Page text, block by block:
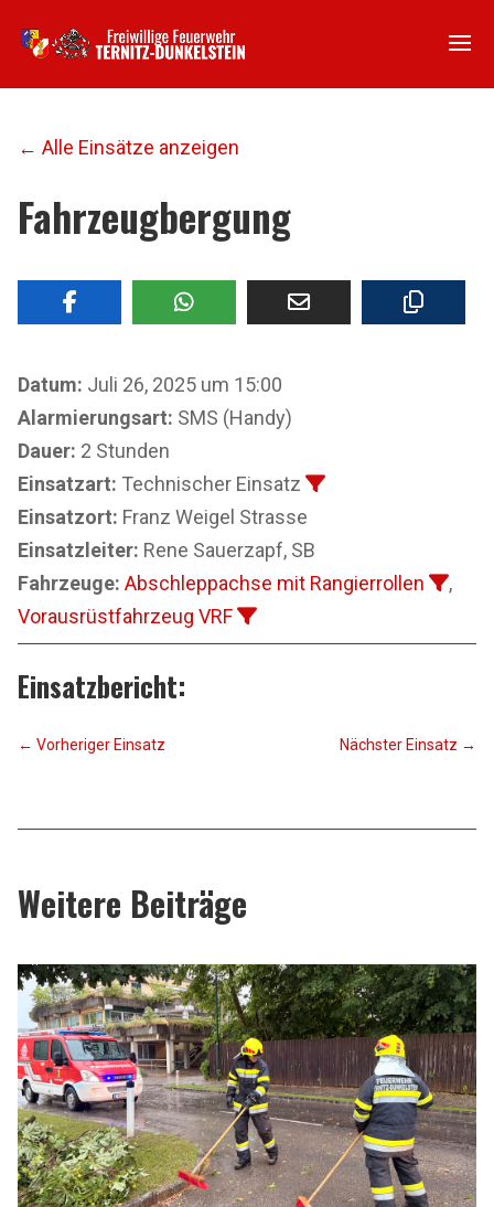
← Alle Einsätze anzeigen
Fahrzeugbergung
Datum: Juli 26, 2025 um 15:00
Alarmierungsart: SMS (Handy)
Dauer: 2 Stunden
Einsatzart: Technischer Einsatz
Einsatzort: Franz Weigel Strasse
Einsatzleiter: Rene Sauerzapf, SB
Fahrzeuge: Abschleppachse mit Rangierrollen
,
Vorausrüstfahrzeug VRF
Einsatzbericht:
← Vorheriger Einsatz Nächster Einsatz →
Weitere Beiträge